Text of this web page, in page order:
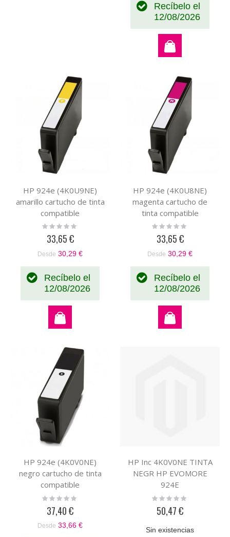
Recíbelo el
12/08/2026
HP 924e (4K0U9NE)
amarillo cartucho de tinta
compatible
Rating:
33,65 €
Desde 30,29 €
Recíbelo el
12/08/2026
HP 924e (4K0U8NE)
magenta cartucho de
tinta compatible
Rating:
33,65 €
Desde 30,29 €
Recíbelo el
12/08/2026
HP 924e (4K0V0NE)
negro cartucho de tinta
compatible
Rating:
37,40 €
Desde 33,66 €
HP Inc 4K0V0NE TINTA
NEGR HP EVOMORE
924E
Rating:
50,47 €
Sin existencias